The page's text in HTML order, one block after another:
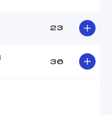
23
36